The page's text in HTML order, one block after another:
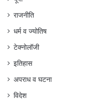
राजनीति
धर्म व ज्योतिष
टेक्नोलॉजी
इतिहास
अपराध व घटना
विदेश